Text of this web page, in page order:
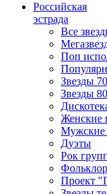
Российская
эстрада
Все
Поп
Звезды
Звезды
Женские
Мужские
Дуэты
Рок
Фольклор
Проект